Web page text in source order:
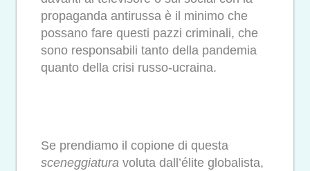
propaganda antirussa è il minimo che
possano fare questi pazzi criminali, che
sono responsabili tanto della pandemia
quanto della crisi russo-ucraina.
Se prendiamo il copione di questa
sceneggiatura voluta dall’élite globalista,